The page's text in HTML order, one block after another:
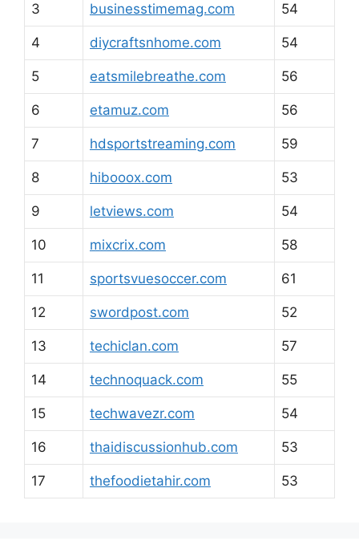
3 businesstimemag.com 54
4 diycraftsnhome.com 54
5 eatsmilebreathe.com 56
6 etamuz.com 56
7 hdsportstreaming.com 59
8 hibooox.com 53
9 letviews.com 54
10 mixcrix.com 58
11 sportsvuesoccer.com 61
12 swordpost.com 52
13 techiclan.com 57
14 technoquack.com 55
15 techwavezr.com 54
16 thaidiscussionhub.com 53
17 thefoodietahir.com 53